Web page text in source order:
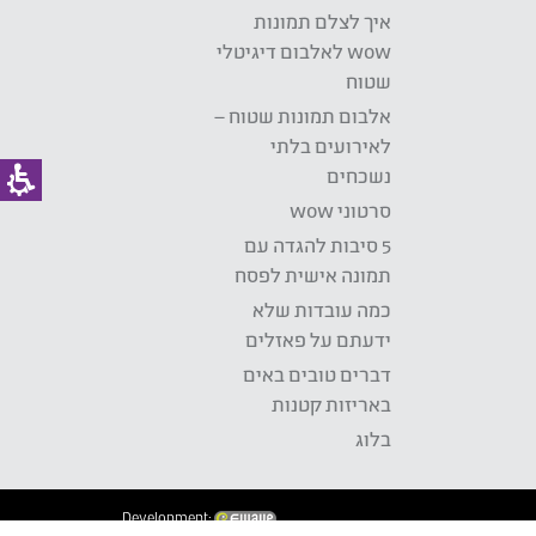
איך לצלם תמונות
wow לאלבום דיגיטלי
שטוח
אלבום תמונות שטוח –
לאירועים בלתי
נשכחים
סרטוני wow
5 סיבות להגדה עם
תמונה אישית לפסח
כמה עובדות שלא
ידעתם על פאזלים
דברים טובים באים
באריזות קטנות
בלוג
Development: